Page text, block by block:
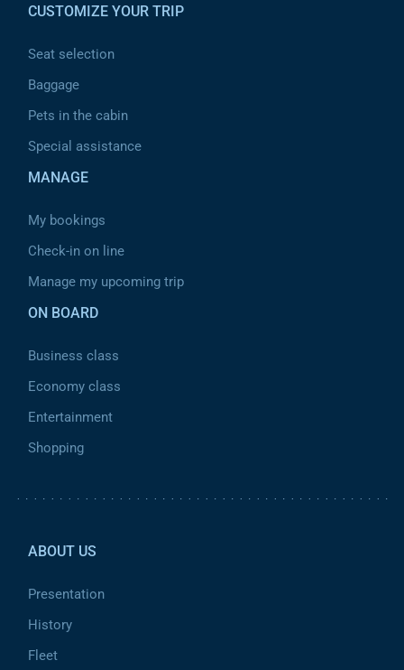
CUSTOMIZE YOUR TRIP
Seat selection
Baggage
Pets in the cabin
Special assistance
MANAGE
My bookings
Check-in on line
Manage my upcoming trip
ON BOARD
Business class
Economy class
Entertainment
Shopping
ABOUT US
Presentation
History
Fleet